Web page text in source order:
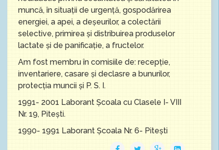
muncă, în situaţii de urgenţă, gospodărirea
energiei, a apei, a deşeurilor, a colectării
selective, primirea şi distribuirea produselor
lactate şi de panificaţie, a fructelor.
Am fost membru în comisiile de: recepţie,
inventariere, casare şi declasre a bunurilor,
protecţia muncii şi P. S. I.
1991- 2001 Laborant Şcoala cu Clasele I- VIII
Nr. 19, Piteşti.
1990- 1991 Laborant Şcoala Nr. 6- Piteşti